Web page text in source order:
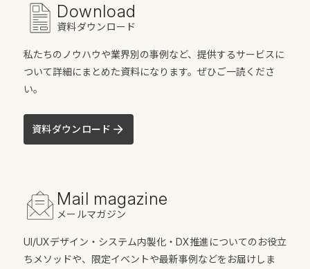
Download
資料ダウンロード
私たちのノウハウや業界別の事例など、提供するサービスに
ついて詳細にまとめた資料になります。ぜひご一読くださ
い。
資料ダウンロード
Mail magazine
メールマガジン
UI/UXデザイン・システム内製化・DX推進についてのお役立
ちメソッドや、限定イベントや最新事例などをお届けしま